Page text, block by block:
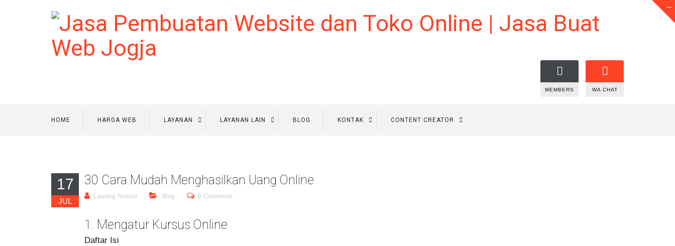
MEMBERS WA CHAT
HOME HARGA WEB LAYANAN LAYANAN LAIN BLOG KONTAK CONTENT CREATOR
17
JUL
30 Cara Mudah Menghasilkan Uang Online
Lawang Techno Blog 0 Comments
1. Mengatur Kursus Online
Daftar Isi